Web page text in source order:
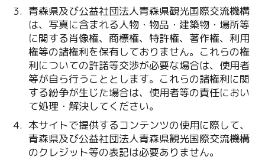
青森県及び公益社団法人青森県観光国際交流機構
は、写真に含まれる人物・物品・建築物・場所等
に関する肖像権、商標権、特許権、著作権、利用
権等の諸権利を保有しておりません。これらの権
利についての許諾等交渉が必要な場合は、使用者
等が自ら行うこととします。これらの諸権利に関
する紛争が生じた場合は、使用者等の責任におい
て処理・解決してください。
本サイトで提供するコンテンツの使用に際して、
青森県及び公益社団法人青森県観光国際交流機構
のクレジット等の表記は必要ありません。